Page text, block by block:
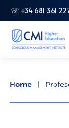
☏ +34 681 361
Másteres
Home |